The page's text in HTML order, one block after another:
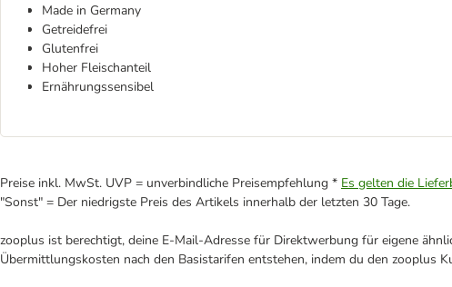
Made in Germany
Getreidefrei
Glutenfrei
Hoher Fleischanteil
Ernährungssensibel
Preise inkl. MwSt. UVP = unverbindliche Preisempfehlung * Es gelten die
"Sonst" = Der niedrigste Preis des Artikels innerhalb der letzten 30 Tage.
zooplus ist berechtigt, deine E-Mail-Adresse für Direktwerbung für eigene
Übermittlungskosten nach den Basistarifen entstehen, indem du den zooplus